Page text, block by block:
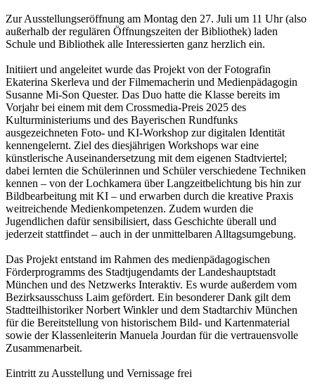
Zur Ausstellungseröffnung am Montag den 27. Juli um 11 Uhr (also
außerhalb der regulären Öffnungszeiten der Bibliothek) laden
Schule und Bibliothek alle Interessierten ganz herzlich ein.
Initiiert und angeleitet wurde das Projekt von der Fotografin
Ekaterina Skerleva und der Filmemacherin und Medienpädagogin
Susanne Mi-Son Quester. Das Duo hatte die Klasse bereits im
Vorjahr bei einem mit dem Crossmedia-Preis 2025 des
Kulturministeriums und des Bayerischen Rundfunks
ausgezeichneten Foto- und KI-Workshop zur digitalen Identität
kennengelernt. Ziel des diesjährigen Workshops war eine
künstlerische Auseinandersetzung mit dem eigenen Stadtviertel;
dabei lernten die Schülerinnen und Schüler verschiedene Techniken
kennen – von der Lochkamera über Langzeitbelichtung bis hin zur
Bildbearbeitung mit KI – und erwarben durch die kreative Praxis
weitreichende Medienkompetenzen. Zudem wurden die
Jugendlichen dafür sensibilisiert, dass Geschichte überall und
jederzeit stattfindet – auch in der unmittelbaren Alltagsumgebung.
Das Projekt entstand im Rahmen des medienpädagogischen
Förderprogramms des Stadtjugendamts der Landeshauptstadt
München und des Netzwerks Interaktiv. Es wurde außerdem vom
Bezirksausschuss Laim gefördert. Ein besonderer Dank gilt dem
Stadtteilhistoriker Norbert Winkler und dem Stadtarchiv München
für die Bereitstellung von historischem Bild- und Kartenmaterial
sowie der Klassenleiterin Manuela Jourdan für die vertrauensvolle
Zusammenarbeit.
Eintritt zu Ausstellung und Vernissage frei